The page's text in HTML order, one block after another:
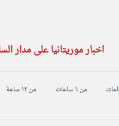
اخبار موريتانيا على مدار
من ٦ ساعات من ١٢ ساعة